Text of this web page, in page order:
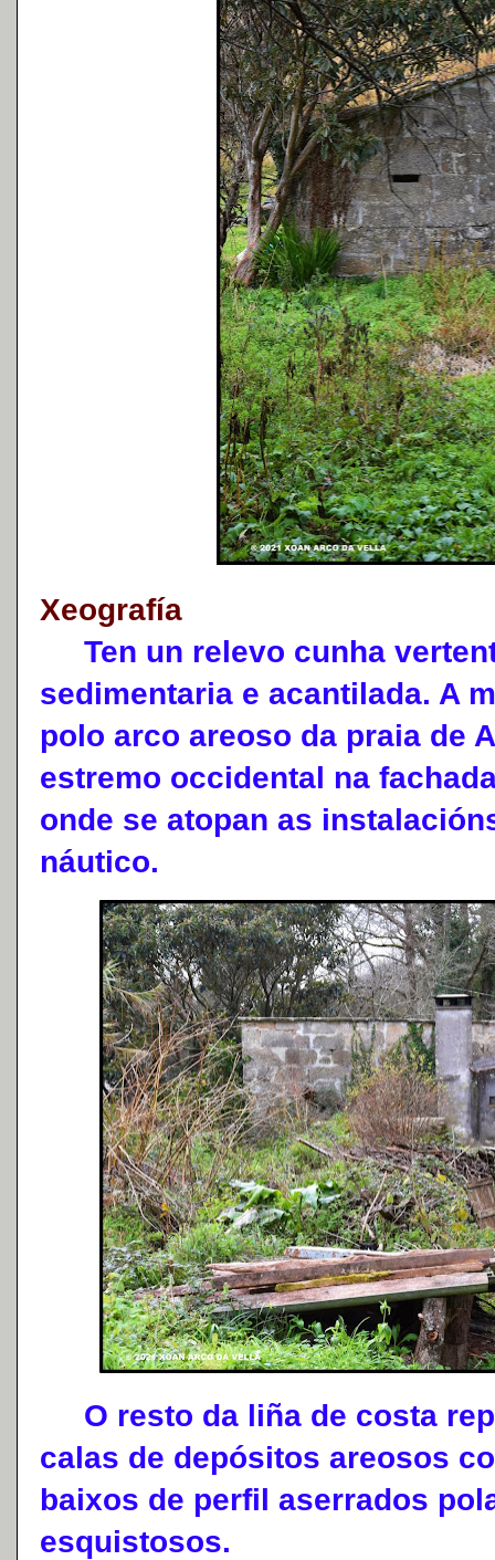
Xeografía
Ten un relevo cunha
sedimentaria e acantilada. A
polo arco areoso da praia de
estremo occidental na
onde se atopan as
náutico.
O resto da liña de costa
calas de depósitos areosos
baixos de perfil aserrados
esquistosos.